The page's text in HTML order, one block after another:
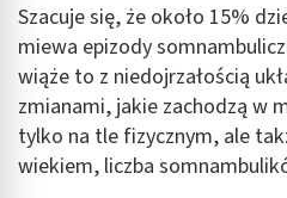
Szacuje się, że około 15%
miewa epizody
wiąże to z niedojrzałością
zmianami, jakie zachodzą w
tylko na tle fizycznym, ale
wiekiem, liczba